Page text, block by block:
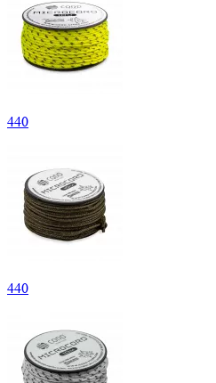
440
440